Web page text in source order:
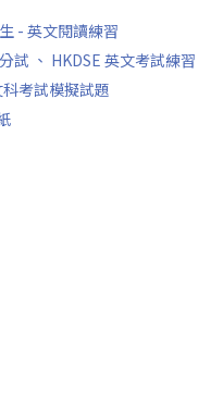
- 英文閱讀練習
試 、 HKDSE 英文考試練習
考試模擬試題